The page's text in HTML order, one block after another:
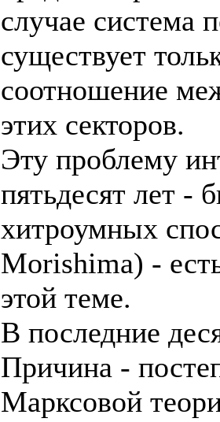
случае система
существует
соотношение
этих секторов.
Эту проблему
пятьдесят лет -
хитроумных
Morishima) -
этой теме.
В последние
Причина -
Марксовой